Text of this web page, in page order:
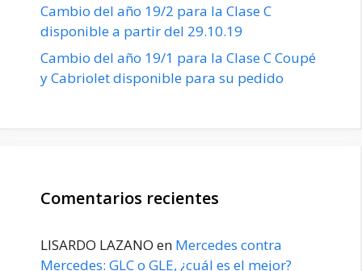
Cambio del año 19/2 para la Clase C
disponible a partir del 29.10.19
Cambio del año 19/1 para la Clase C Coupé
y Cabriolet disponible para su pedido
Comentarios recientes
LISARDO LAZANO en Mercedes contra
Mercedes: GLC o GLE, ¿cuál es el mejor?